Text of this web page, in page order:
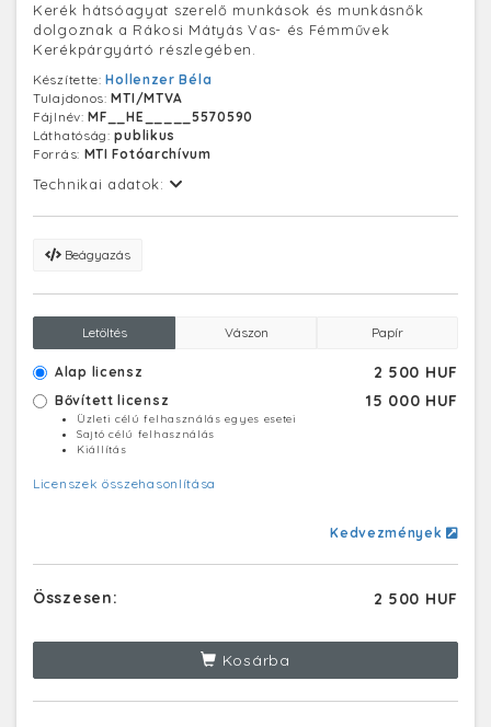
Kerék hátsóagyat szerelő munkások és munkásnők
dolgoznak a Rákosi Mátyás Vas- és Fémművek
Kerékpárgyártó részlegében.
Készítette:Hollenzer Béla
Tulajdonos:MTI/MTVA
Fájlnév:MF__HE_____5570590
Láthatóság:publikus
Forrás: MTI Fotóarchívum
Technikai adatok:
Beágyazás
Letöltés Vászon Papír
Alap licensz 2 500 HUF
Bővített licensz 15 000 HUF
Üzleti célú felhasználás egyes esetei
Sajtó célú felhasználás
Kiállítás
Licenszek összehasonlítása
Kedvezmények
Összesen: 2 500 HUF
Kosárba